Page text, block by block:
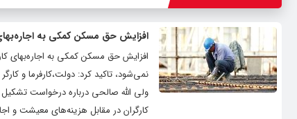
افزایش حق مسکن کمکی به
افزایش حق مسکن کمکی به اجاره‌بهای
نمی‌شود، تاکید کرد: دولت،کارفرما و
ولی الله صالحی درباره درخواست
کارگران در مقابل هزینه‌های معیشت و